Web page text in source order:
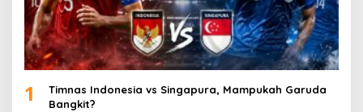
1
Timnas Indonesia vs Singapura, Mampukah Garuda
Bangkit?